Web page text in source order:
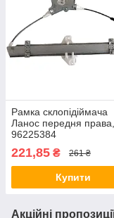
Рамка склопідіймача
Ланос передня права,
96225384
221,85 ₴ 261 ₴
Купити
Акційні